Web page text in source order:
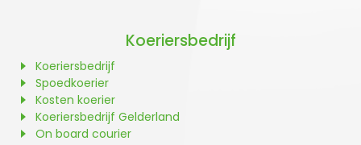
Koeriersbedrijf
Koeriersbedrijf
Spoedkoerier
Kosten koerier
Koeriersbedrijf Gelderland
On board courier